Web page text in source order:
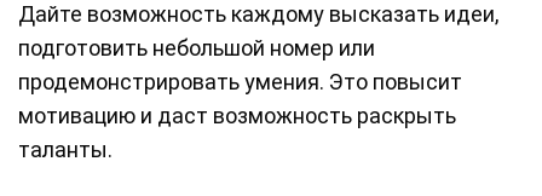
Дайте возможность каждому высказать идеи,
подготовить небольшой номер или
продемонстрировать умения. Это повысит
мотивацию и даст возможность раскрыть
таланты.